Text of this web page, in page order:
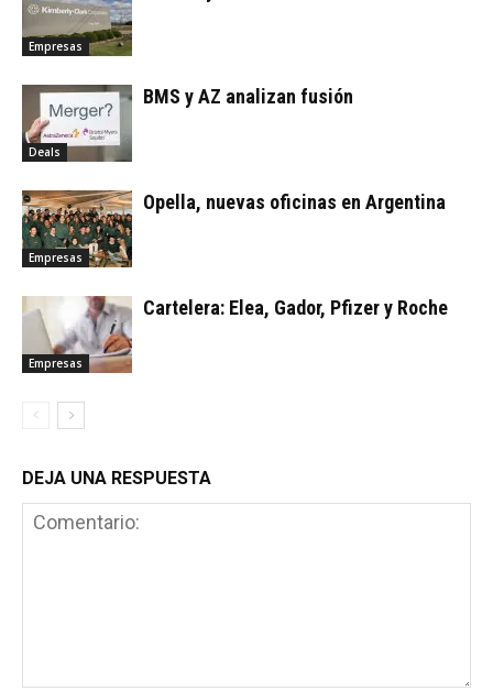
Empresas
Deals
BMS y AZ analizan fusión
Empresas
Opella, nuevas oficinas en Argentina
Empresas
Cartelera: Elea, Gador, Pfizer y Roche
DEJA UNA RESPUESTA